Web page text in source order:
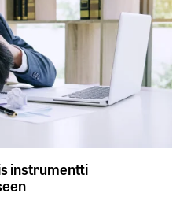
instrumentti